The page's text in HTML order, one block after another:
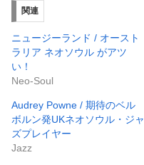
関連
ニュージーランド / オースト
ラリア ネオソウル がアツ
い！
Neo-Soul
Audrey Powne / 期待のベル
ボルン発UKネオソウル・ジャ
ズプレイヤー
Jazz